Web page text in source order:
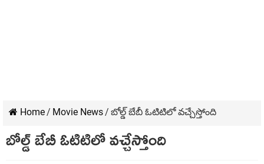
Home/ Movie News/ బోల్డ్ బేబీ ఓటిటిలో వచ్చేస్తోంది
బోల్డ్ బేబీ ఓటిటిలో వచ్చేస్తోంది